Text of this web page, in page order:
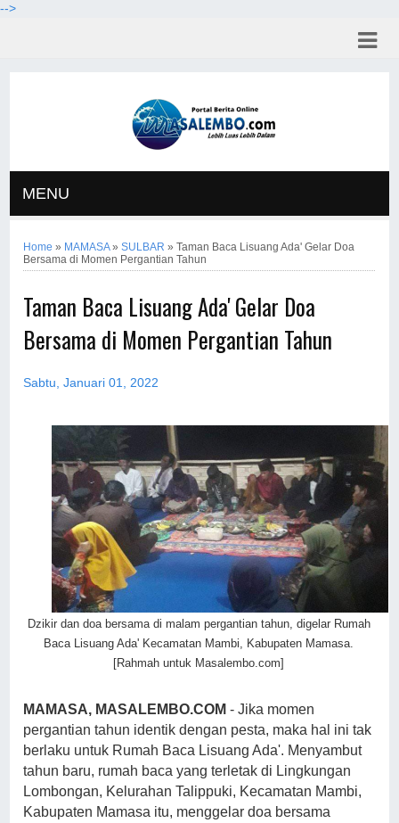
-->
MENU
Home » MAMASA»SULBAR »Taman Baca Lisuang Ada' Gelar Doa
Bersama di Momen Pergantian Tahun
Taman Baca Lisuang Ada' Gelar Doa
Bersama di Momen Pergantian Tahun
Sabtu, Januari 01, 2022
Dzikir dan doa bersama di malam pergantian tahun, digelar Rumah
Baca Lisuang Ada' Kecamatan Mambi, Kabupaten Mamasa.
[Rahmah untuk Masalembo.com]
MAMASA, MASALEMBO.COM - Jika momen
pergantian tahun identik dengan pesta, maka hal ini tak
berlaku untuk Rumah Baca Lisuang Ada'. Menyambut
tahun baru, rumah baca yang terletak di Lingkungan
Lombongan, Kelurahan Talippuki, Kecamatan Mambi,
Kabupaten Mamasa itu, menggelar doa bersama